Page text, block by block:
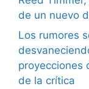
de un nuevo
Los rumores
proyecciones
de la crítica